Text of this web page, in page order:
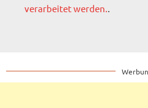
verarbeitet werden..